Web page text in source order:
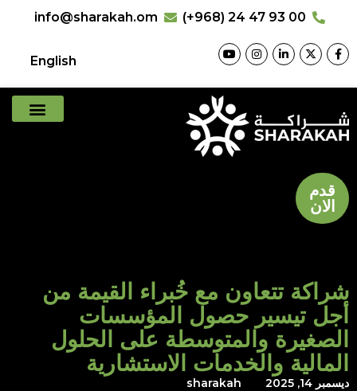
(+968) 24 47 93 00
info@sharakah.om
English
قدم
الان
شراكة تتعاون مع خُبراء القيمة من
أجل تيسير حصول المؤسسات
الصغيرة والمتوسطة على الحلول
المالية والخدمات الاستشارية
ديسمبر 14, 2025 sharakah